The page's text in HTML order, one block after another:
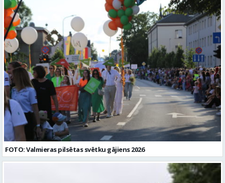
FOTO: Valmieras pilsētas svētku gājiens 2026